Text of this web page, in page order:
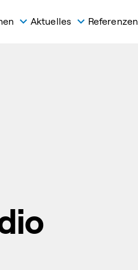
Aktuelles Referenzen